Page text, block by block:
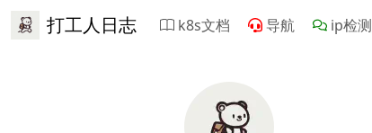
打工人日志 k8s文档 导航 ip检测